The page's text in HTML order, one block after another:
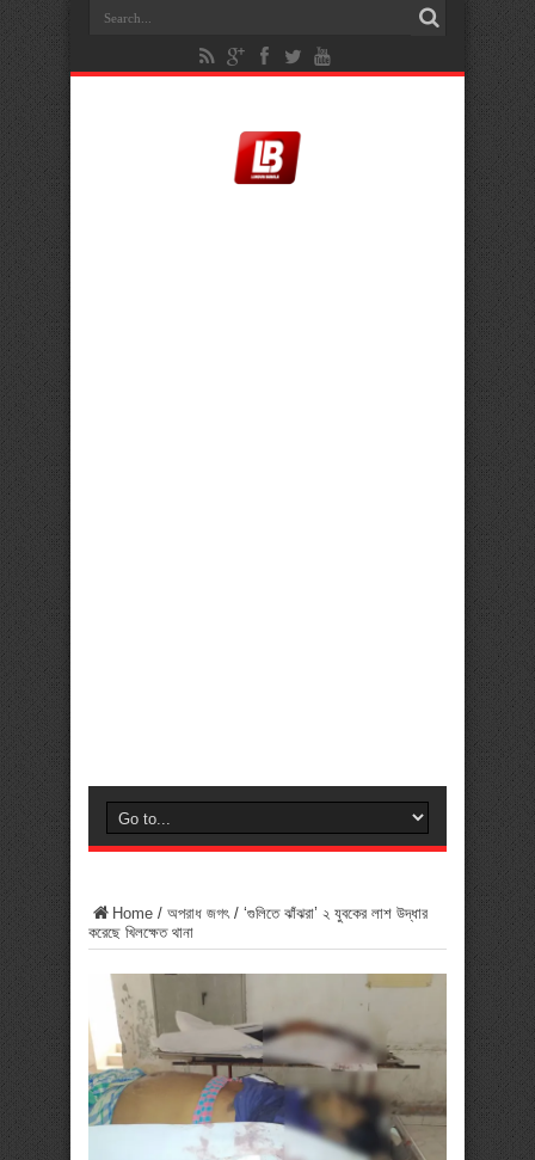
Home / অপরাধ জগৎ/ ‘গুলিতে ঝাঁঝরা’ ২ যুবকের লাশ উদ্ধার
করেছে খিলক্ষেত থানা